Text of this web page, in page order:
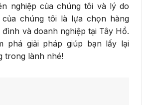
nghiệp của chúng tôi và lý do
chúng tôi là lựa chọn hàng
và doanh nghiệp tại Tây Hồ.
phá giải pháp giúp bạn lấy lại
trong lành nhé!